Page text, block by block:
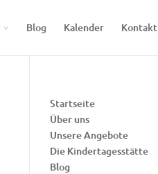
Blog Kalender Kontakt
Startseite
Über uns
Unsere Angebote
Die Kindertagesstätte
Blog